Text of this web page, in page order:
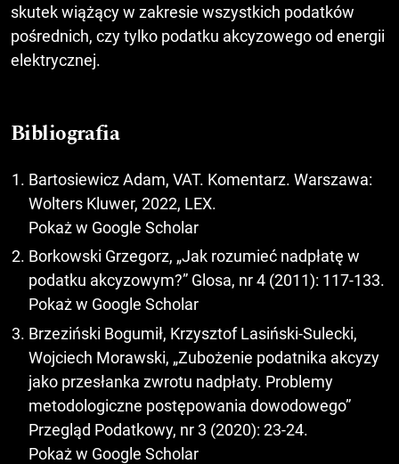
skutek wiążący w zakresie wszystkich podatków
pośrednich, czy tylko podatku akcyzowego od energii
elektrycznej.
Bibliografia
Bartosiewicz Adam, VAT. Komentarz. Warszawa:
Wolters Kluwer, 2022, LEX.
Pokaż w Google Scholar
Borkowski Grzegorz, „Jak rozumieć nadpłatę w
podatku akcyzowym?” Glosa, nr 4 (2011): 117-133.
Pokaż w Google Scholar
Brzeziński Bogumił, Krzysztof Lasiński-Sulecki,
Wojciech Morawski, „Zubożenie podatnika akcyzy
jako przesłanka zwrotu nadpłaty. Problemy
metodologiczne postępowania dowodowego”
Przegląd Podatkowy, nr 3 (2020): 23-24.
Pokaż w Google Scholar